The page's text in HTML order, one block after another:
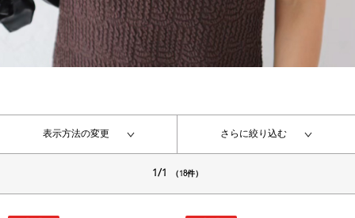
表示方法の変更 さらに絞り込む
1/1 （18件）